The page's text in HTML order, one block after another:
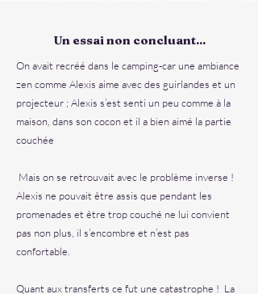
Un essai non concluant...
On avait recréé dans le camping-car une ambiance
zen comme Alexis aime avec des guirlandes et un
projecteur ; Alexis s’est senti un peu comme à la
maison, dans son cocon et il a bien aimé la partie
couchée
Mais on se retrouvait avec le problème inverse !
Alexis ne pouvait être assis que pendant les
promenades et être trop couché ne lui convient
pas non plus, il s’encombre et n’est pas
confortable.
Quant aux transferts ce fut une catastrophe ! La